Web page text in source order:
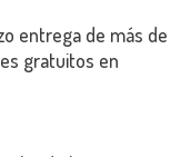
entrega de más de
gratuitos en